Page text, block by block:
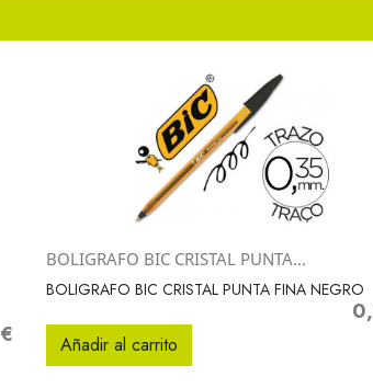
Vista rápida
BOLIGRAFO BIC CRISTAL PUNTA...
BOLIGRAFO BIC CRISTAL PUNTA FINA NEGRO
Añadir al carrito